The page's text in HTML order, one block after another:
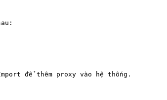
để thêm proxy vào hệ thống.